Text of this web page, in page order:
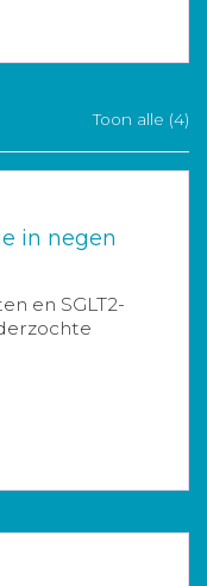
Toon alle (4)
in negen
en SGLT2-